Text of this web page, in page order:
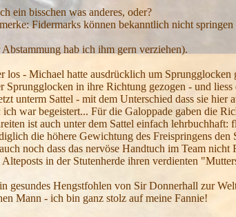
ein bisschen was anderes, oder?
Fidermarks können bekanntlich nicht
hab ich ihm gern verziehen).
los - Michael hatte ausdrücklich um
in ihre Richtung gezogen - und
unterm Sattel - mit dem Unterschied dass sie
war begeistert... Für die Galoppade gaben die
ist auch unter dem Sattel einfach
die höhere Gewichtung des Freispringens
noch dass das nervöse Handtuch im Team
in der Stutenherde ihren verdienten
gesundes Hengstfohlen von Sir Donnerhall zur
Mann - ich bin ganz stolz auf meine Fannie!